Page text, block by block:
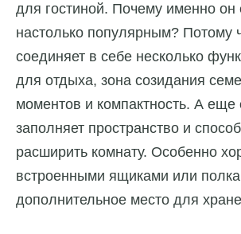
для гостиной. Почему именно он
настолько популярным? Потому
соединяет в себе несколько
для отдыха, зона созидания
моментов и компактность. А еще
заполняет пространство и
расширить комнату. Особенно
встроенными ящиками или
дополнительное место для